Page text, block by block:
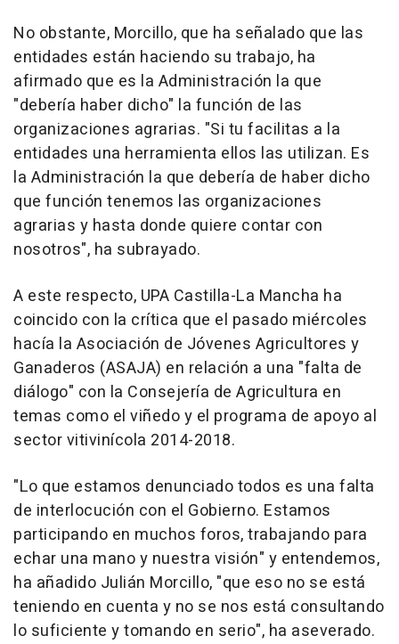
No obstante, Morcillo, que ha señalado que las
entidades están haciendo su trabajo, ha
afirmado que es la Administración la que
"debería haber dicho" la función de las
organizaciones agrarias. "Si tu facilitas a la
entidades una herramienta ellos las utilizan. Es
la Administración la que debería de haber dicho
que función tenemos las organizaciones
agrarias y hasta donde quiere contar con
nosotros", ha subrayado.
A este respecto, UPA Castilla-La Mancha ha
coincido con la crítica que el pasado miércoles
hacía la Asociación de Jóvenes Agricultores y
Ganaderos (ASAJA) en relación a una "falta de
diálogo" con la Consejería de Agricultura en
temas como el viñedo y el programa de apoyo al
sector vitivinícola 2014-2018.
"Lo que estamos denunciado todos es una falta
de interlocución con el Gobierno. Estamos
participando en muchos foros, trabajando para
echar una mano y nuestra visión" y entendemos,
ha añadido Julián Morcillo, "que eso no se está
teniendo en cuenta y no se nos está consultando
lo suficiente y tomando en serio", ha aseverado.